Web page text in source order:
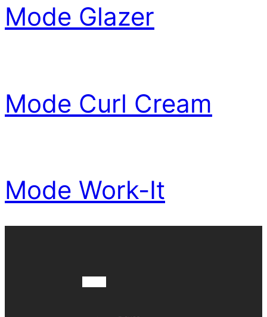
Mode Glazer
Mode Curl Cream
Mode Work-It